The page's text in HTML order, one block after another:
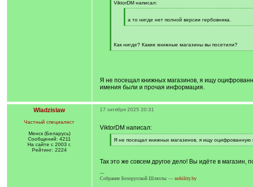
q
ViktorDM написал:
q
]
а то нигде нет полной версии гербовника.
[
Как нигде? Какие книжные магазины вы посетили?
[
Я не посещал книжных магазинов, я ищу
имения были и прочая информация.
Wladzislaw
Частный специалист
Менск (Беларусь)
Сообщений: 4211
На сайте с 2003 г.
Рейтинг: 2224
17 октября 2025 20:31
ViktorDM написал:
[
q
Я не посещал книжных магазинов, я ищу оцифрованную
[
]
Так это же совсем другое дело! Вы идёте в магазин,
---
Собрание Белорусской Шляхты — nobility.by